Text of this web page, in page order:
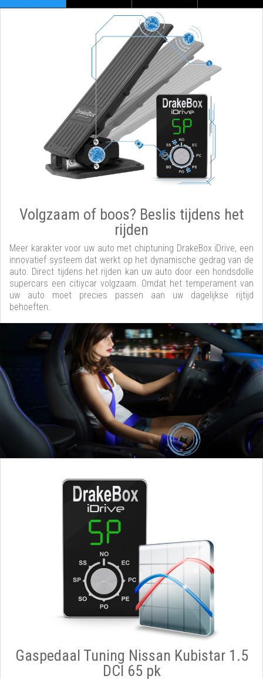
Volgzaam of boos? Beslis tijdens het
rijden
Meer karakter voor uw auto met chiptuning DrakeBox iDrive, een
innovatief systeem dat werkt op het dynamische gedrag van de
auto. Direct tijdens het rijden kan uw auto door een hondsdolle
supercars een citiycar volgzaam. Omdat het temperament van
uw auto moet precies passen aan uw dagelijkse rijtijd
behoeften.
Gaspedaal Tuning Nissan Kubistar 1.5
DCI 65 pk